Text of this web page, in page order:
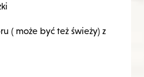
( może być też świeży) z